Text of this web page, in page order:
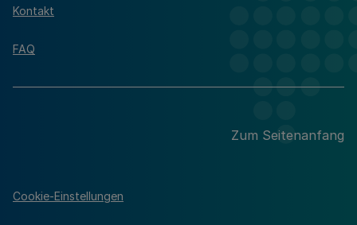
Kontakt
FAQ
Zum Seitenanfang
Cookie-Einstellungen